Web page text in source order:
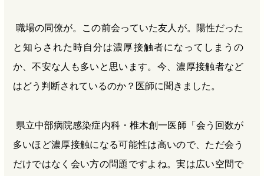
職場の同僚が。この前会っていた友人が。陽性だった
と知らされた時自分は濃厚接触者になってしまうの
か、不安な人も多いと思います。今、濃厚接触者など
はどう判断されているのか？医師に聞きました。
県立中部病院感染症内科・椎木創一医師「会う回数が
多いほど濃厚接触になる可能性は高いので、ただ会う
だけではなく会い方の問題ですよね。実は広い空間で